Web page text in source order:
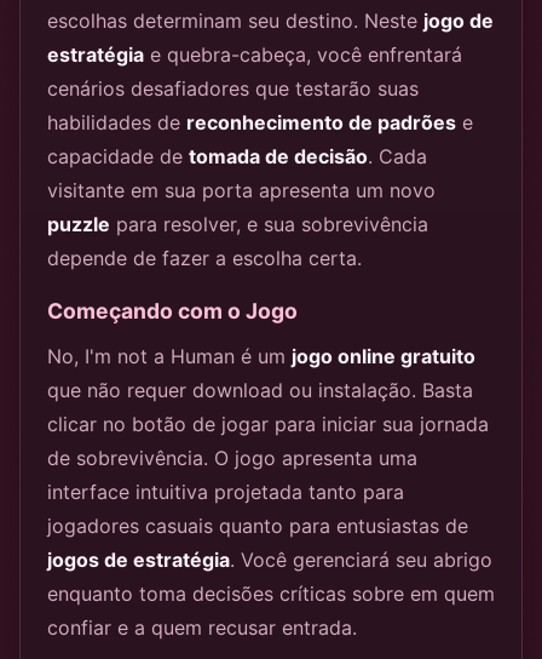
escolhas determinam seu destino. Neste jogo de
estratégia e quebra-cabeça, você enfrentará
cenários desafiadores que testarão suas
habilidades de reconhecimento de padrões e
capacidade de tomada de decisão. Cada
visitante em sua porta apresenta um novo
puzzle para resolver, e sua sobrevivência
depende de fazer a escolha certa.
Começando com o Jogo
No, I'm not a Human é um jogo online gratuito
que não requer download ou instalação. Basta
clicar no botão de jogar para iniciar sua jornada
de sobrevivência. O jogo apresenta uma
interface intuitiva projetada tanto para
jogadores casuais quanto para entusiastas de
jogos de estratégia. Você gerenciará seu abrigo
enquanto toma decisões críticas sobre em quem
confiar e a quem recusar entrada.